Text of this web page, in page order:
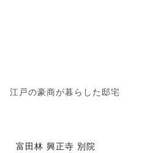
江戸の豪商が暮らした邸宅
富田林 興正寺 別院